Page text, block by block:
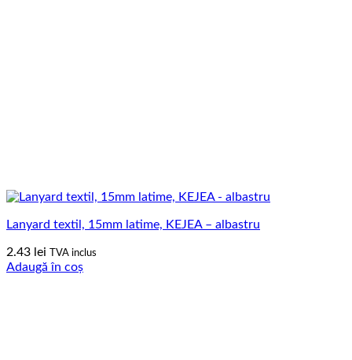
Lanyard textil, 15mm latime, KEJEA – albastru
2.43 lei TVA inclus
Adaugă în coș